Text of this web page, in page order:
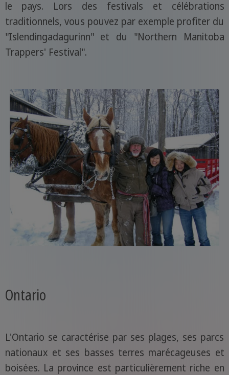
le pays. Lors des festivals et célébrations
traditionnels, vous pouvez par exemple profiter du
"Islendingadagurinn" et du "Northern Manitoba
Trappers' Festival".
Ontario
L'Ontario se caractérise par ses plages, ses parcs
nationaux et ses basses terres marécageuses et
boisées. La province est particulièrement riche en